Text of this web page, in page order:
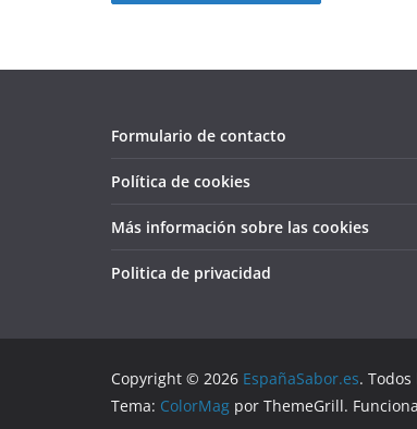
Formulario de contacto
Política de cookies
Más información sobre las cookies
Politica de privacidad
Copyright © 2026 EspañaSabor.es.
Tema: ColorMag por ThemeGrill.